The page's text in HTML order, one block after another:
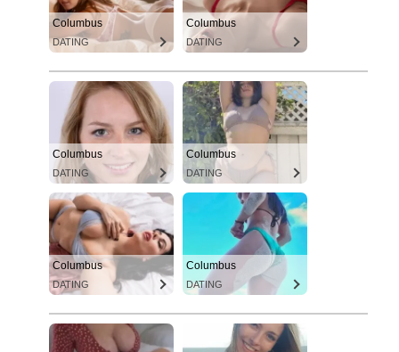
Columbus
DATING
Columbus
DATING
Columbus
DATING
Columbus
DATING
Columbus
DATING
Columbus
DATING